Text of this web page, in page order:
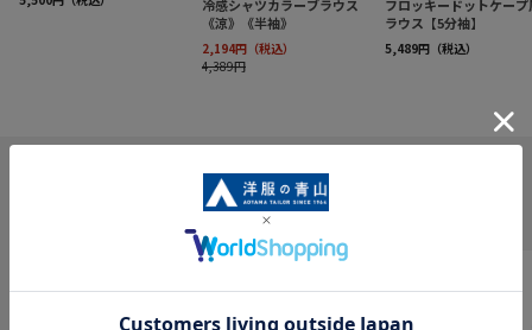
INFORMATION